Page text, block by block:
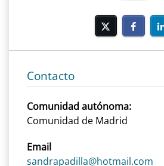
Contacto
Comunidad autónoma:
Comunidad de Madrid
Email
sandrapadilla@hotmail.com